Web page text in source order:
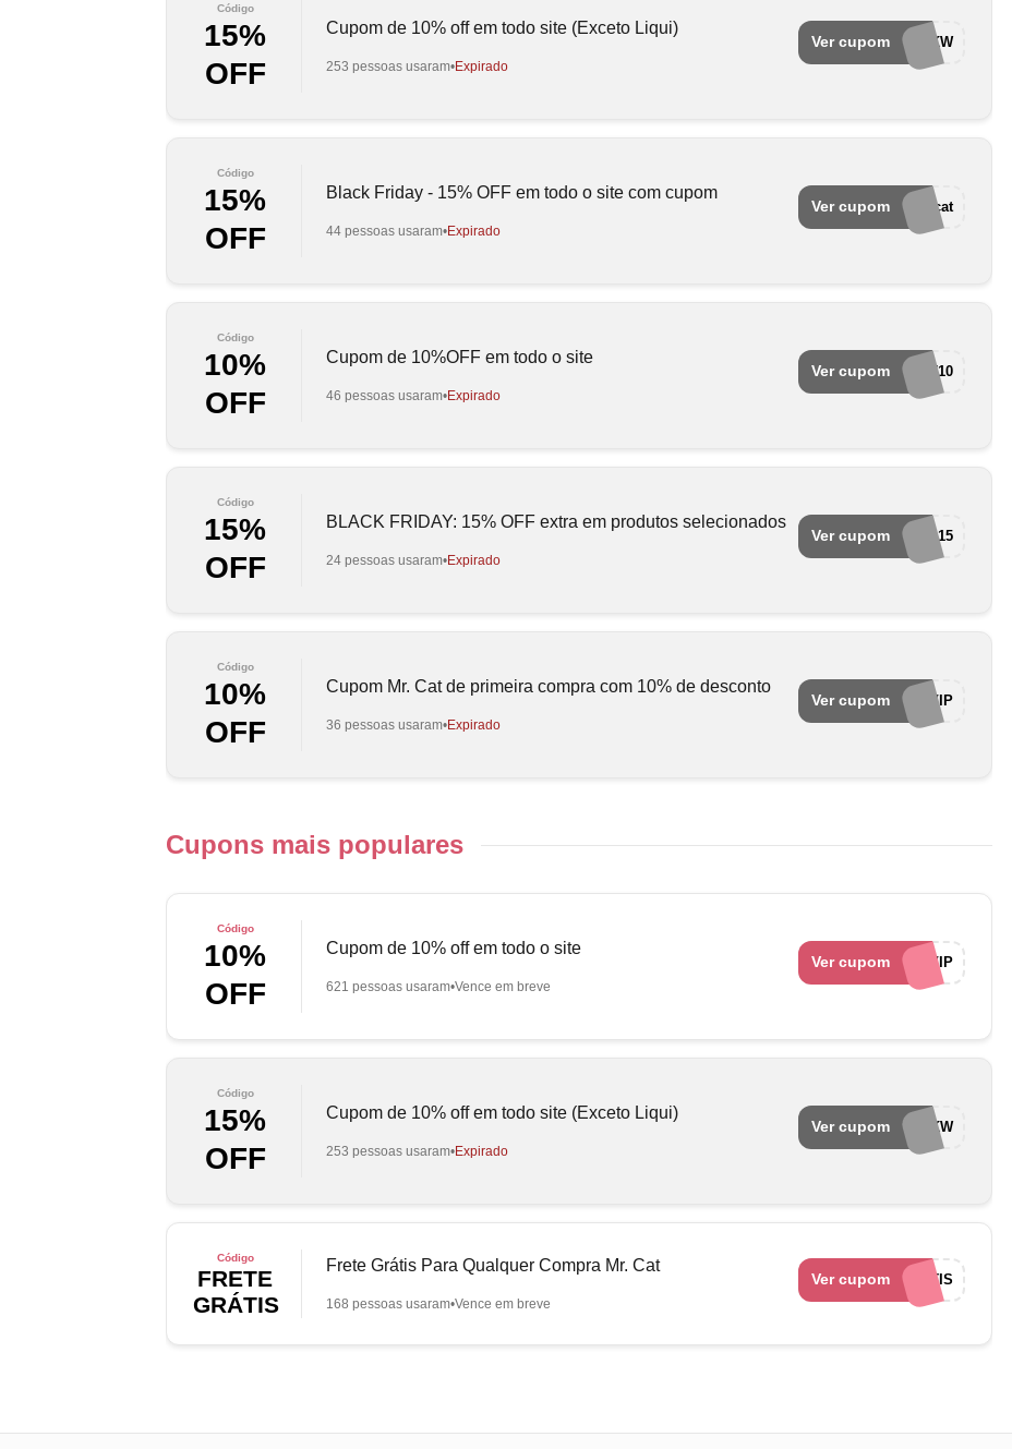
Código
15%
OFF
Cupom de 10% off em todo site (Exceto Liqui)
253 pessoas usaram Expirado
Ver cupom
EUAMOCUPONSCKW
Código
15%
OFF
Black Friday - 15% OFF em todo o site com cupom
44 pessoas usaram Expirado
Ver cupom15off-mrcat
Código
10%
OFF
Cupom de 10%OFF em todo o site
46 pessoas usaram Expirado
Ver cupomMRCAT10
Código
15%
OFF
BLACK FRIDAY: 15% OFF extra em produtos selecionados
24 pessoas usaram Expirado
Ver cupom EXTRA15
Código
10%
OFF
Cupom Mr. Cat de primeira compra com 10% de desconto
36 pessoas usaram Expirado
Ver cupomMRCATVIP
Cupons mais populares
Código
10%
OFF
Cupom de 10% off em todo o site
621 pessoas usaram Vence em breve
Ver cupomMRCATVIP
Código
15%
OFF
Cupom de 10% off em todo site (Exceto Liqui)
253 pessoas usaram Expirado
Ver cupom
EUAMOCUPONSCKW
Código
FRETE
GRÁTIS
Frete Grátis Para Qualquer Compra Mr. Cat
168 pessoas usaram Vence em breve
Ver cupom
OPTIMISEFRETEGRATIS